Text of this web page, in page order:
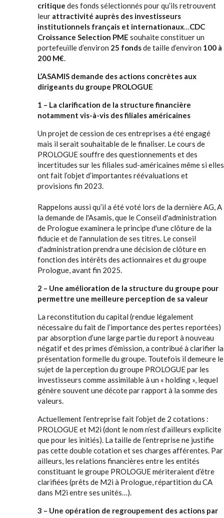
critique des fonds sélectionnés pour qu’ils retrouvent
leur attractivité auprès des investisseurs
institutionnels français et internationaux…CDC
Croissance Selection PME souhaite constituer un
portefeuille d’environ 25 fondsde taille d’environ 100 à
200 M€.
L’ASAMIS demande des actions concrètes aux
dirigeants du groupe PROLOGUE
1 – La clarification de la structure financière
notamment vis-à-vis des filiales américaines
Un projet de cession de ces entreprises a été engagé
mais il serait souhaitable de le finaliser. Le cours de
PROLOGUE souffre des questionnements et des
incertitudes sur les filiales sud-américaines même si elles
ont fait l’objet d’importantes réévaluations et
provisions fin 2023.
Rappelons aussi qu’il a été voté lors de la dernière AG, A
la demande de l'Asamis, que le Conseil d'administration
de Prologue examinera le principe d'une clôture de la
fiducie et de l'annulation de ses titres. Le conseil
d'administration prendra une décision de clôture en
fonction des intérêts des actionnaires et du groupe
Prologue, avant fin 2025.
2 – Une amélioration de la structure du groupe pour
permettre une meilleure perception de sa valeur
La reconstitution du capital (rendue légalement
nécessaire du fait de l’importance des pertes reportées)
par absorption d’une large partie du report à nouveau
négatif et des primes d’émission, a contribué à clarifier la
présentation formelle du groupe. Toutefois il demeure le
sujet de la perception du groupe PROLOGUE par les
investisseurs comme assimilable à un « holding », lequel
génère souvent une décote par rapport à la somme des
valeurs.
Actuellement l’entreprise fait l’objet de 2 cotations :
PROLOGUE et M2i (dont le nom n’est d’ailleurs explicite
que pour les initiés). La taille de l’entreprise ne justifie
pas cette double cotation et ses charges afférentes. Par
ailleurs, les relations financières entre les entités
constituant le groupe PROLOGUE mériteraient d’être
clarifiées (prêts de M2i à Prologue, répartition du CA
dans M2i entre ses unités…).
3 – Une opération de regroupement des actions par